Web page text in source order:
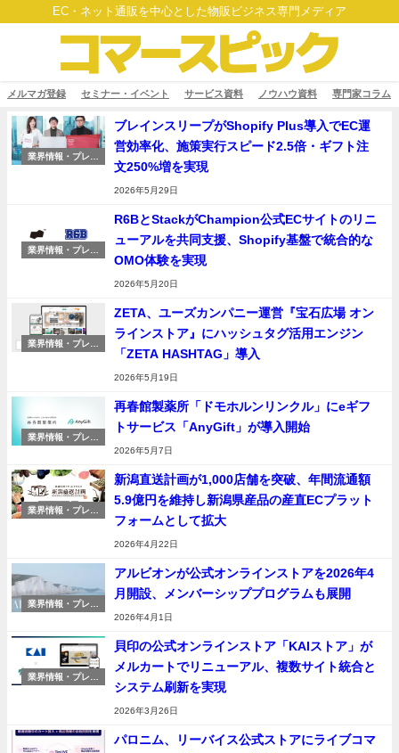
EC・ネット通販を中心とした物販ビジネス専門メディア
メルマガ登録 セミナー・イベント サービス資料 ノウハウ資料 専門家コラム
業界情報・プレス
ブレインスリープがShopify Plus導入でEC運
営効率化、施策実行スピード2.5倍・ギフト注
文250%増を実現
2026年5月29日
業界情報・プレス
R6BとStackがChampion公式ECサイトのリニ
ューアルを共同支援、Shopify基盤で統合的な
OMO体験を実現
2026年5月20日
業界情報・プレス
ZETA、ユーズカンパニー運営『宝石広場 オン
ラインストア』にハッシュタグ活用エンジン
「ZETA HASHTAG」導入
2026年5月19日
業界情報・プレス
再春館製薬所「ドモホルンリンクル」にeギフ
トサービス「AnyGift」が導入開始
2026年5月7日
業界情報・プレス
新潟直送計画が1,000店舗を突破、年間流通額
5.9億円を維持し新潟県産品の産直ECプラット
フォームとして拡大
2026年4月22日
業界情報・プレス
アルビオンが公式オンラインストアを2026年4
月開設、メンバーシッププログラムも展開
2026年4月1日
業界情報・プレス
貝印の公式オンラインストア「KAIストア」が
メルカートでリニューアル、複数サイト統合と
システム刷新を実現
2026年3月26日
パロニム、リーバイス公式ストアにライブコマ